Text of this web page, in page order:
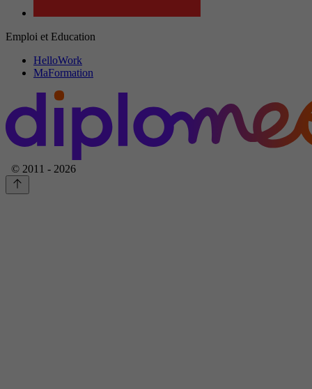
Emploi et Education
HelloWork
MaFormation
© 2011 - 2026